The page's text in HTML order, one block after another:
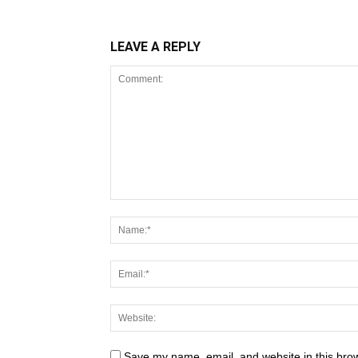
LEAVE A REPLY